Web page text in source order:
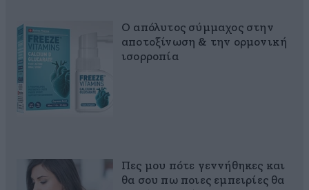
Ο απόλυτος σύμμαχος στην
αποτοξίνωση & την ορμονική
ισορροπία
Πες μου πότε γεννήθηκες και
θα σου πω ποιες εμπειρίες θα